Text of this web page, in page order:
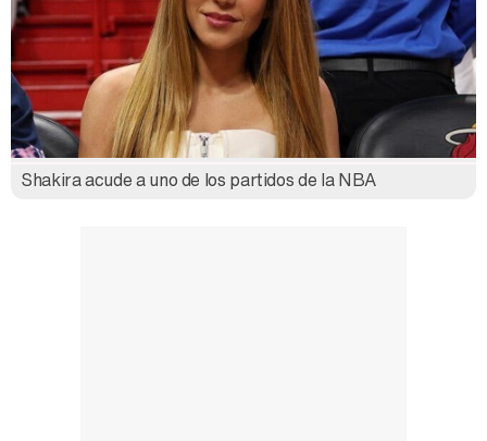
Shakira acude a uno de los partidos de la NBA